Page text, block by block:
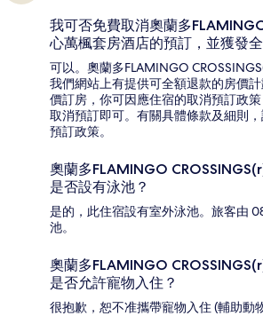
我可否免費取消奧蘭多
心萬楓套房酒店的預訂，並獲發
可以。奧蘭多FLAMINGO
我們網站上有提供可全額退款的房價
價訂房，你可因應住宿的取消預訂政
取消預訂即可。有關具體條款及細則
預訂政策。
奧蘭多FLAMINGO
是否設有泳池？
是的，此住宿設有室外泳池。旅客由
池。
奧蘭多FLAMINGO
是否允許寵物入住？
很抱歉，恕不准攜帶寵物入住 (輔助動